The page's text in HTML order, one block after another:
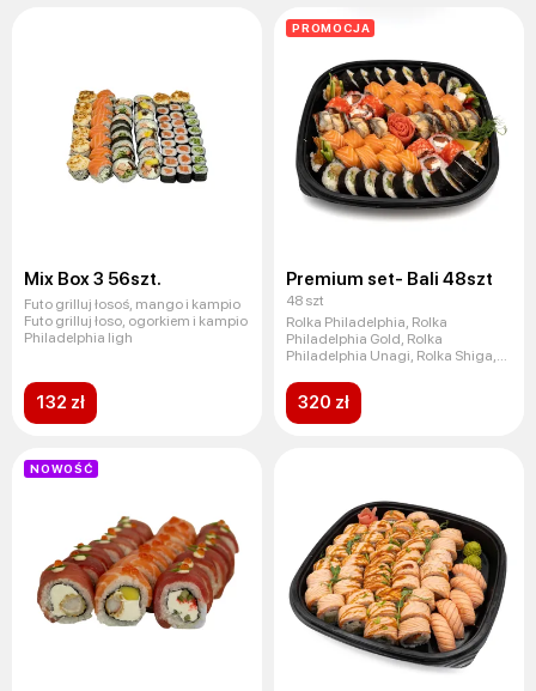
Mix Box 3 56szt.
Futo grilluj łosoś, mango i kampio
Futo grilluj łoso, ogorkiem i kampio
Philadelphia ligh
132 zł
PROMOCJA
Premium set- Bali 48szt
48 szt
Rolka Philadelphia, Rolka
Philadelphia Gold, Rolka
Philadelphia Unagi, Rolka Shiga,
320 zł
NOWOŚĆ